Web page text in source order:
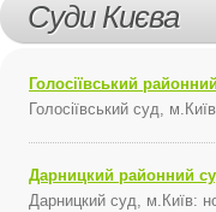
Суди Києва
Голосіївський
Голосіївський суд,
Дарницкий районний
Дарницкий суд, м.Київ: